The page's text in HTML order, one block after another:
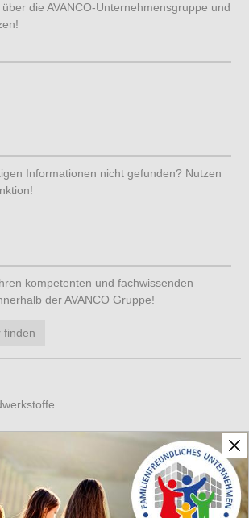
die AVANCO-Unternehmensgruppe und
Informationen nicht gefunden? Nutzen
kompetenten und fachwissenden
der AVANCO Gruppe!
finden